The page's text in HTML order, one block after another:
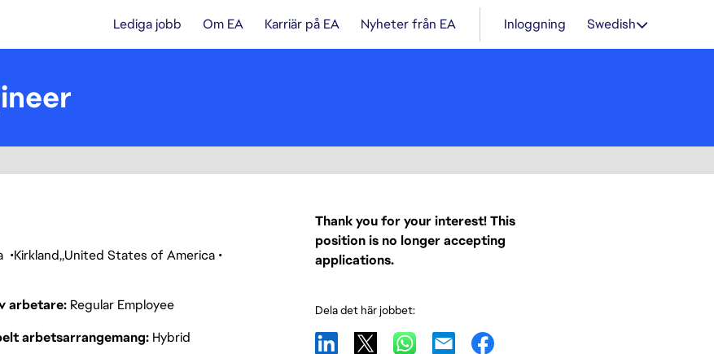
Lediga jobb Om EA Karriär på EA Nyheter från EA Inloggning Swedish
Kirkland United States of America
arbetare Regular Employee
arbetsarrangemang Hybrid
Thank you for your interest! This
position is no longer accepting
applications.
Dela det här jobbet: